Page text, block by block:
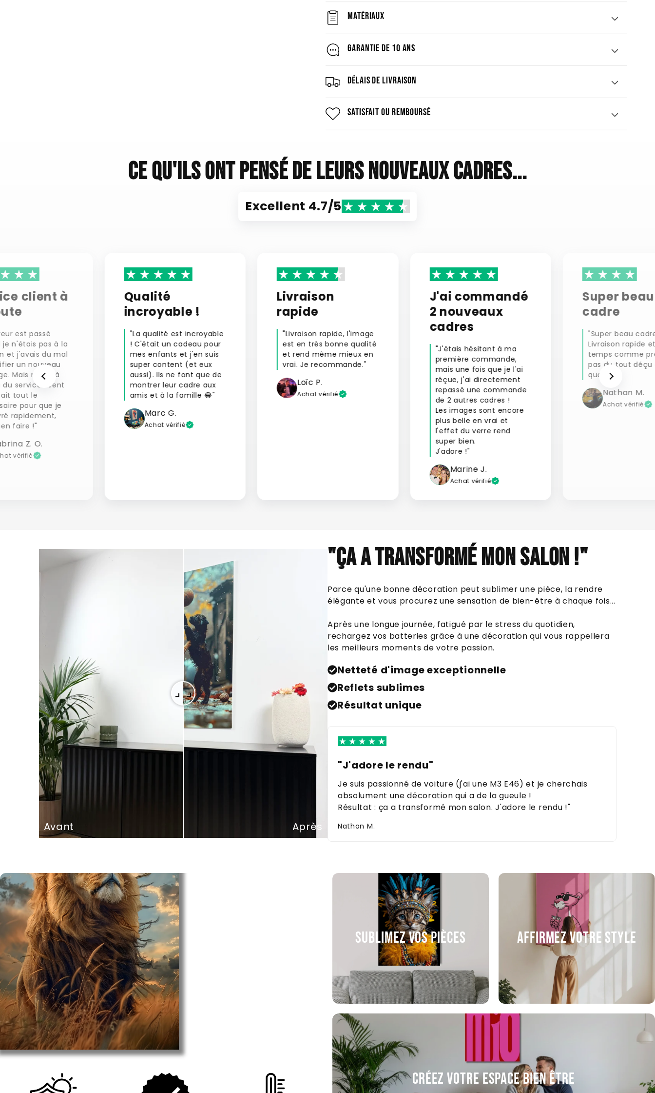
Matériaux
Garantie de 10 ans
Délais de livraison
Satisfait ou remboursé
Ce qu'ils ont pensé de leurs nouveaux cadres...
Excellent 4.7/5
client à
est passé
je n'étais pas à la
et j'avais du mal
un nouveau
Mais merci à
du service client
tout le
pour que je
rapidement,
faire !"
Z. O.
vérifié
Qualité
incroyable !
"La qualité est incroyable
! C'était un cadeau pour
mes enfants et j'en suis
super content (et eux
aussi). Ils ne font que de
montrer leur cadre aux
amis et à la famille 😂"
Marc G.
Achat vérifié
Livraison
rapide
"Livraison rapide, l'image
est en très bonne qualité
et rend même mieux en
vrai. Je recommande."
Loïc P.
Achat vérifié
J'ai commandé
2 nouveaux
cadres
"J'étais hésitant à ma
première commande,
mais une fois que je l'ai
réçue, j'ai directement
repassé une commande
de 2 autres cadres !
Les images sont encore
plus belle en vrai et
l'effet du verre rend
super bien.
J'adore !"
Marine J.
Achat vérifié
Super beau
cadre
"Super beau
Livraison rapide
temps comme
pas du tout déçu
qualité."
Nathan M.
Achat vérifié
Avant Après
"ÇA A TRANSFORMÉ MON SALON !"
Parce qu'une bonne décoration peut sublimer une pièce, la rendre
élégante et vous procurez une sensation de bien-être à chaque fois...
Après une longue journée, fatigué par le stress du quotidien,
rechargez vos batteries grâce à une décoration qui vous rappellera
les meilleurs moments de votre passion.
Netteté d'image exceptionnelle
Reflets sublimes
Résultat unique
"J'adore le rendu"
Je suis passionné de voiture (j'ai une M3 E46) et je cherchais
absolument une décoration qui a de la gueule !
Résultat : ça a transformé mon salon. J'adore le rendu !"
Nathan M.
Sublimez vos pièces
Créez votre espace bien être
Affirmez votre style